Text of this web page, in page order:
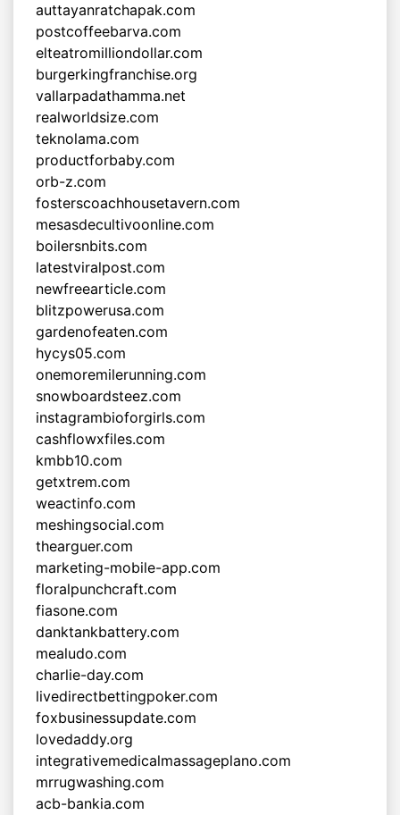
auttayanratchapak.com
postcoffeebarva.com
elteatromilliondollar.com
burgerkingfranchise.org
vallarpadathamma.net
realworldsize.com
teknolama.com
productforbaby.com
orb-z.com
fosterscoachhousetavern.com
mesasdecultivoonline.com
boilersnbits.com
latestviralpost.com
newfreearticle.com
blitzpowerusa.com
gardenofeaten.com
hycys05.com
onemoremilerunning.com
snowboardsteez.com
instagrambioforgirls.com
cashflowxfiles.com
kmbb10.com
getxtrem.com
weactinfo.com
meshingsocial.com
thearguer.com
marketing-mobile-app.com
floralpunchcraft.com
fiasone.com
danktankbattery.com
mealudo.com
charlie-day.com
livedirectbettingpoker.com
foxbusinessupdate.com
lovedaddy.org
integrativemedicalmassageplano.com
mrrugwashing.com
acb-bankia.com